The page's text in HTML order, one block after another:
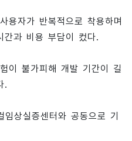
용자가 반복적으로 착용하며
간과 비용 부담이 컸다.
이 불가피해 개발 기간이 길
.
상실증센터와 공동으로 기